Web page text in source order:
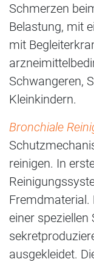
Schmerzen
Belastung, mit
mit
Schwangeren,
Kleinkindern.
Bronchiale
reinigen. In
Fremdmaterial.
einer
ausgekleidet.